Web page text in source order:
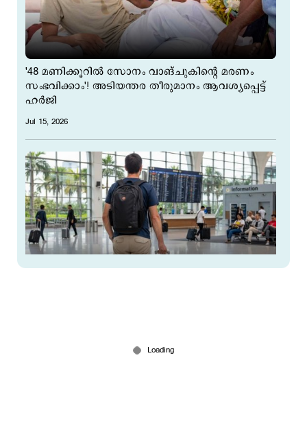
'48 മണിക്കൂറില്‍ സോനം വാങ്ചുകിന്‍റെ മരണം
സംഭവിക്കാം'! അടിയന്തര തീരുമാനം ആവശ്യപ്പെട്ട്
ഹര്‍ജി
Jul 15, 2026